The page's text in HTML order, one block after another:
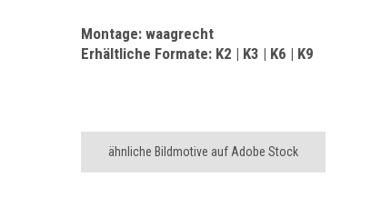
Montage: waagrecht
Erhältliche Formate: K2 | K3 | K6 | K9
ähnliche Bildmotive auf Adobe Stock